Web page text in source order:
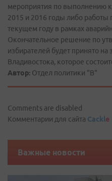
мероприятия по выполнению
2015 и 2016 годы либо
текущем году в рамках
Окончательное решение по
избирателей будет принято
Владивостока, которое
Автор: Отдел политики "В"
Comments are disabled
Комментарии для сайта Cackle
Важные новости